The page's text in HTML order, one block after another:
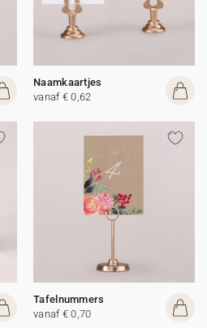
Naamkaartjes
vanaf € 0,62
Tafelnummers
vanaf € 0,70